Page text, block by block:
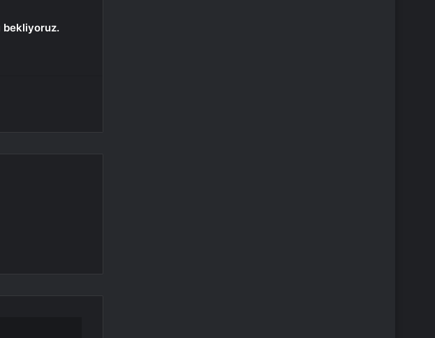
bekliyoruz.